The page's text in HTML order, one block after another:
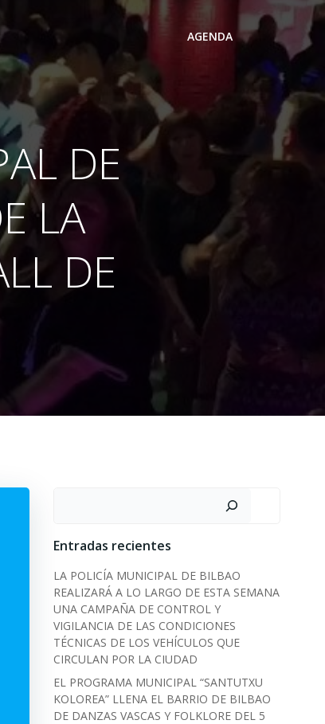
AGENDA
DE
LA
DE
Entradas recientes
LA POLICÍA MUNICIPAL DE BILBAO
REALIZARÁ A LO LARGO DE ESTA SEMANA
UNA CAMPAÑA DE CONTROL Y
VIGILANCIA DE LAS CONDICIONES
TÉCNICAS DE LOS VEHÍCULOS QUE
CIRCULAN POR LA CIUDAD
EL PROGRAMA MUNICIPAL “SANTUTXU
KOLOREA” LLENA EL BARRIO DE BILBAO
DE DANZAS VASCAS Y FOLKLORE DEL 5